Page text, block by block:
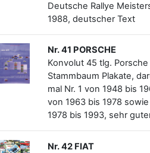
Deutsche Rallye
1988, deutscher Text
Nr. 41 PORSCHE
Konvolut 45 tlg. Porsche
Stammbaum Plakate,
mal Nr. 1 von 1948 bis
von 1963 bis 1978
1978 bis 1993, sehr
Nr. 42 FIAT